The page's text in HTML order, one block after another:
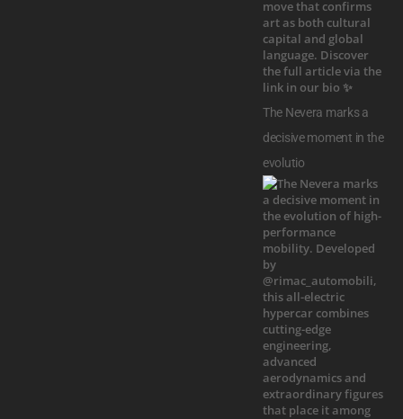
The Nevera marks a
decisive moment in the
evolutio